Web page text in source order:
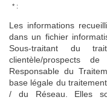
* :
Les informations
dans un fichier
Sous-traitant du
clientèle/prospects
Responsable du
base légale du
/ du Réseau. Elles